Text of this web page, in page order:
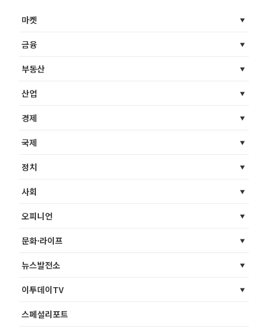
마켓
금융
부동산
산업
경제
국제
정치
사회
오피니언
문화·라이프
뉴스발전소
이투데이TV
스페셜리포트